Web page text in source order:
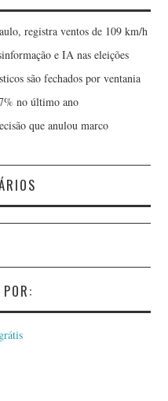
registra ventos de 109 km/h
e IA nas eleições
são fechados por ventania
no último ano
que anulou marco